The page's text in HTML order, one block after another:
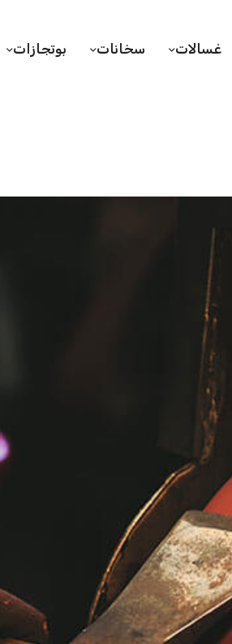
غسالات سخانات بوتجازات